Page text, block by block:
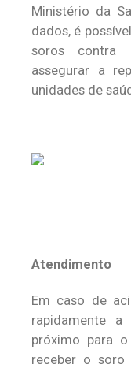
Ministério da
dados, é
soros contra
assegurar a
unidades de
Atendimento
Em caso de
rapidamente
próximo para
receber o soro